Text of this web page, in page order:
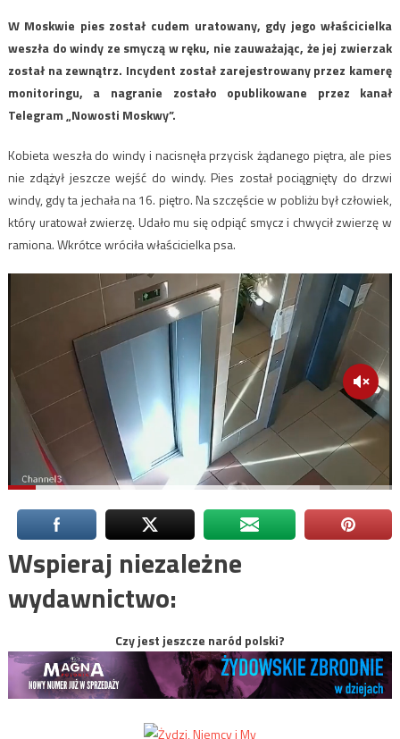
W Moskwie pies został cudem uratowany, gdy jego właścicielka
weszła do windy ze smyczą w ręku, nie zauważając, że jej zwierzak
został na zewnątrz. Incydent został zarejestrowany przez kamerę
monitoringu, a nagranie zostało opublikowane przez kanał
Telegram „Nowosti Moskwy”.
Kobieta weszła do windy i nacisnęła przycisk żądanego piętra, ale pies
nie zdążył jeszcze wejść do windy. Pies został pociągnięty do drzwi
windy, gdy ta jechała na 16. piętro. Na szczęście w pobliżu był człowiek,
który uratował zwierzę. Udało mu się odpiąć smycz i chwycił zwierzę w
ramiona. Wkrótce wróciła właścicielka psa.
Wspieraj niezależne
wydawnictwo:
Czy jest jeszcze naród polski?